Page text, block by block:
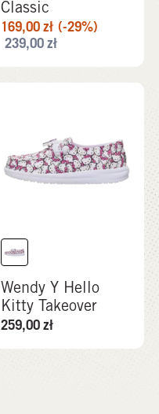
Classic
169,00zł (-29%)
239,00zł
Wendy Y Hello
Kitty Takeover
259,00zł